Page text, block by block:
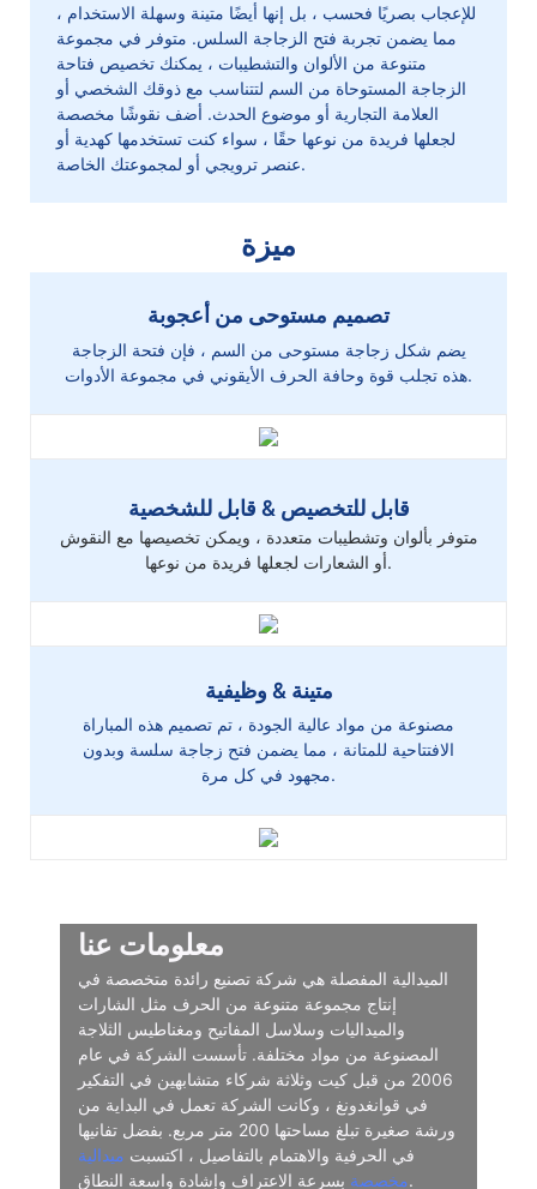
للإعجاب بصريًا فحسب ، بل إنها أيضًا متينة وسهلة الاستخدام ،
مما يضمن تجربة فتح الزجاجة السلس. متوفر في مجموعة
متنوعة من الألوان والتشطيبات ، يمكنك تخصيص فتاحة
الزجاجة المستوحاة من السم لتتناسب مع ذوقك الشخصي أو
العلامة التجارية أو موضوع الحدث. أضف نقوشًا مخصصة
لجعلها فريدة من نوعها حقًا ، سواء كنت تستخدمها كهدية أو
عنصر ترويجي أو لمجموعتك الخاصة.
ميزة
تصميم مستوحى من أعجوبة
يضم شكل زجاجة مستوحى من السم ، فإن فتحة الزجاجة
هذه تجلب قوة وحافة الحرف الأيقوني في مجموعة الأدوات.
قابل للتخصيص & قابل للشخصية
متوفر بألوان وتشطيبات متعددة ، ويمكن تخصيصها مع النقوش
أو الشعارات لجعلها فريدة من نوعها.
متينة & وظيفية
مصنوعة من مواد عالية الجودة ، تم تصميم هذه المباراة
الافتتاحية للمتانة ، مما يضمن فتح زجاجة سلسة وبدون
مجهود في كل مرة.
معلومات عنا
الميدالية المفصلة هي شركة تصنيع رائدة متخصصة في
إنتاج مجموعة متنوعة من الحرف مثل الشارات
والميداليات وسلاسل المفاتيح ومغناطيس الثلاجة
المصنوعة من مواد مختلفة. تأسست الشركة في عام
2006 من قبل كيت وثلاثة شركاء متشابهين في التفكير
في قوانغدونغ ، وكانت الشركة تعمل في البداية من
ورشة صغيرة تبلغ مساحتها 200 متر مربع. بفضل تفانيها
في الحرفية والاهتمام بالتفاصيل ، اكتسبت ميدالية
مخصصةبسرعة الاعتراف وإشادة واسعة النطاق.